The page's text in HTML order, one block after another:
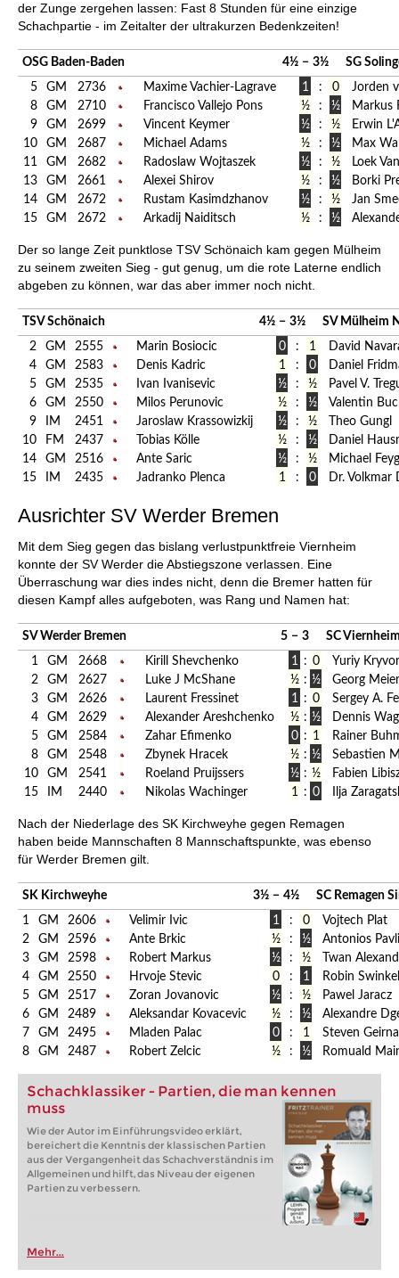
der Zunge zergehen lassen: Fast 8 Stunden für eine einzige
Schachpartie - im Zeitalter der ultrakurzen Bedenkzeiten!
OSG Baden-Baden 4½ − 3½
SG
5
GM 2736 Maxime Vachier-Lagrave 1 : 0
Jorden
8
GM 2710 Francisco Vallejo Pons ½ : ½
Markus
9
GM 2699 Vincent Keymer ½ : ½
Erwin
10
GM 2687 Michael Adams ½ : ½
Max
11
GM 2682 Radoslaw Wojtaszek ½ : ½
Loek
13
GM 2661 Alexei Shirov ½ : ½
Borki
14
GM 2672 Rustam Kasimdzhanov ½ : ½
Jan
15
GM 2672 Arkadij Naiditsch ½ : ½
Der so lange Zeit punktlose TSV Schönaich kam gegen Mülheim
zu seinem zweiten Sieg - gut genug, um die rote Laterne endlich
abgeben zu können, war das aber immer noch nicht.
TSV Schönaich 4½ − 3½
SV Mülheim
2
GM 2555 Marin Bosiocic 0 : 1
David
4
GM 2583 Denis Kadric 1 : 0
Daniel
5
GM 2535 Ivan Ivanisevic ½ : ½
Pavel V.
6
GM 2550 Milos Perunovic ½ : ½
Valentin
9
IM 2451 Jaroslaw Krassowizkij ½ : ½
Theo Gungl
10
FM 2437 Tobias Kölle ½ : ½
Daniel
14
GM 2516 Ante Saric ½ : ½
Michael
15
IM 2435 Jadranko Plenca 1 : 0 Dr. Volkmar
Ausrichter SV Werder Bremen
Mit dem Sieg gegen das bislang verlustpunktfreie Viernheim
konnte der SV Werder die Abstiegszone verlassen. Eine
Überraschung war dies indes nicht, denn die Bremer hatten für
diesen Kampf alles aufgeboten, was Rang und Namen hat:
SV Werder Bremen 5 − 3
SC
1
GM 2668 Kirill Shevchenko 1 : 0
Yuriy
2
GM 2627 Luke J McShane ½ : ½
Georg Meier
3
GM 2626 Laurent Fressinet 1 : 0
Sergey A.
4
GM 2629 Alexander Areshchenko ½ : ½
Dennis
5
GM 2584 Zahar Efimenko 0 : 1
Rainer
8
GM 2548 Zbynek Hracek ½ : ½
Sebastien
10
GM 2541 Roeland Pruijssers ½ : ½
Fabien
15
IM 2440 Nikolas Wachinger 1 : 0 Ilja
Nach der Niederlage des SK Kirchweyhe gegen Remagen
haben beide Mannschaften 8 Mannschaftspunkte, was ebenso
für Werder Bremen gilt.
SK Kirchweyhe 3½ − 4½
SC Remagen
1
GM 2606 Velimir Ivic 1 : 0
Vojtech Plat
2
GM 2596 Ante Brkic ½ : ½
Antonios
3
GM 2598 Robert Markus ½ : ½
Twan
4
GM 2550 Hrvoje Stevic 0 : 1
Robin
5
GM 2517 Zoran Jovanovic ½ : ½
Pawel Jaracz
6
GM 2489 Aleksandar Kovacevic ½ : ½
Alexandre
7
GM 2495 Mladen Palac 0 : 1
Steven
8
GM 2487 Robert Zelcic ½ : ½ Romuald
Schachklassiker - Partien, die man kennen
muss
Wie der Autor im Einführungsvideo erklärt,
bereichert die Kenntnis der klassischen Partien
aus der Vergangenheit das Schachverständnis im
Allgemeinen und hilft, das Niveau der eigenen
Partien zu verbessern.
Mehr...